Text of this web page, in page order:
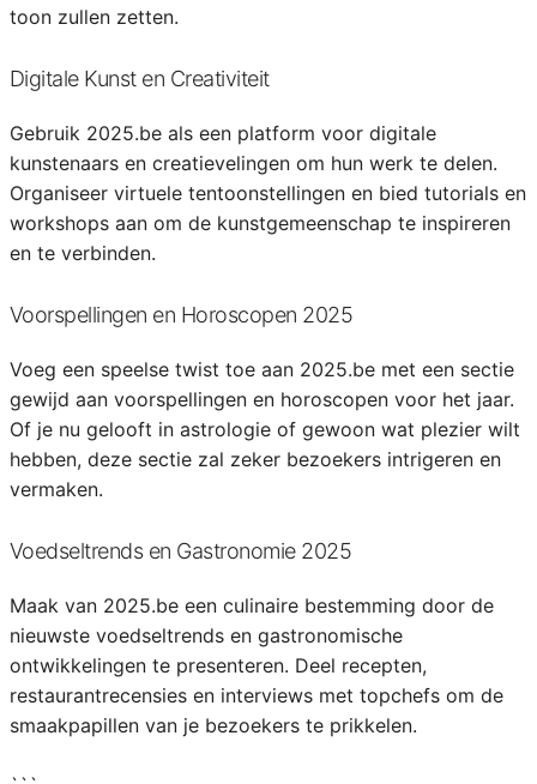
toon zullen zetten.
Digitale Kunst en Creativiteit
Gebruik 2025.be als een platform voor digitale
kunstenaars en creatievelingen om hun werk te delen.
Organiseer virtuele tentoonstellingen en bied tutorials en
workshops aan om de kunstgemeenschap te inspireren
en te verbinden.
Voorspellingen en Horoscopen 2025
Voeg een speelse twist toe aan 2025.be met een sectie
gewijd aan voorspellingen en horoscopen voor het jaar.
Of je nu gelooft in astrologie of gewoon wat plezier wilt
hebben, deze sectie zal zeker bezoekers intrigeren en
vermaken.
Voedseltrends en Gastronomie 2025
Maak van 2025.be een culinaire bestemming door de
nieuwste voedseltrends en gastronomische
ontwikkelingen te presenteren. Deel recepten,
restaurantrecensies en interviews met topchefs om de
smaakpapillen van je bezoekers te prikkelen.